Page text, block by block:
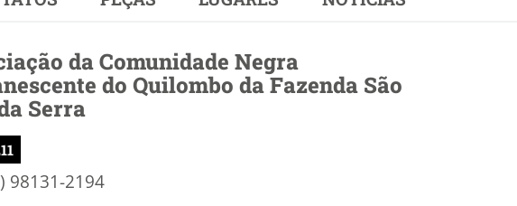
da Comunidade Negra
do Quilombo da Fazenda São
Serra
98131-2194